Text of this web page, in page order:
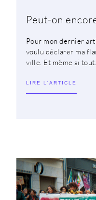
Peut-on
Pour mon dernier
voulu déclarer ma
ville. Et même si
LIRE L'ARTICLE